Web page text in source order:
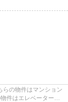
らの物件はマンション
件はエレベーター付